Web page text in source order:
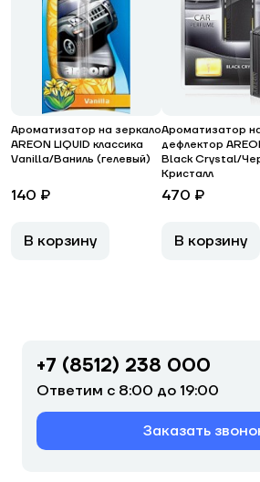
Ароматизатор на зеркало
AREON LIQUID классика
Vanilla/Ваниль (гелевый)
140 ₽
В корзину
Ароматизатор
дефлектор
Black Crystal/
Кристалл
470 ₽
В корзину
+7 (8512) 238 000
Ответим с 8:00 до 19:00
Заказать